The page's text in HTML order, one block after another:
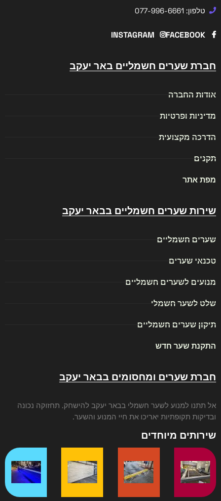
טלפון: 077-996-6661
FACEBOOK
INSTAGRAM
חברת שערים חשמליים באר יעקב
אודות החברה
מדיניות ופרטיות
הדרכה מקצועית
תקנים
מפת אתר
שירות שערים חשמליים בבאר יעקב
שערים חשמליים
טכנאי שערים
מנועים לשערים חשמליים
שלט לשער חשמלי
תיקון שערים חשמליים
התקנת שער חדש
חברת שערים ומחסומים בבאר יעקב
אל תתנו למנוע לשער חשמלי בבאר יעקב להישחק. תחזוקה נכונה
ובדיקות תקופתיות יאריכו את חיי המנוע והשער.
שירותים מיוחדים